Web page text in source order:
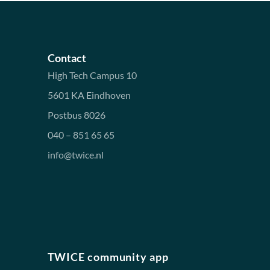
Contact
High Tech Campus 10
5601 KA Eindhoven
Postbus 8026
040 – 851 65 65
info@twice.nl
TWICE community app